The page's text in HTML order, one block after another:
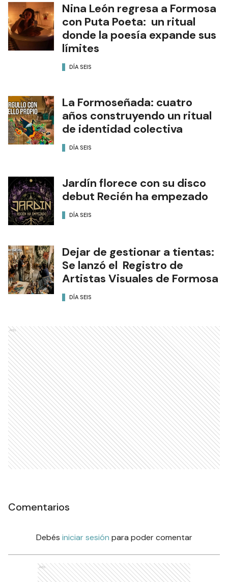
Nina León regresa a Formosa
con Puta Poeta: un ritual
donde la poesía expande sus
límites
DÍA SEIS
La Formoseñada: cuatro
años construyendo un ritual
de identidad colectiva
DÍA SEIS
Jardín florece con su disco
debut Recién ha empezado
DÍA SEIS
Dejar de gestionar a tientas:
Se lanzó el Registro de
Artistas Visuales de Formosa
DÍA SEIS
Ads
Comentarios
Debés iniciar sesión para poder comentar
Ads